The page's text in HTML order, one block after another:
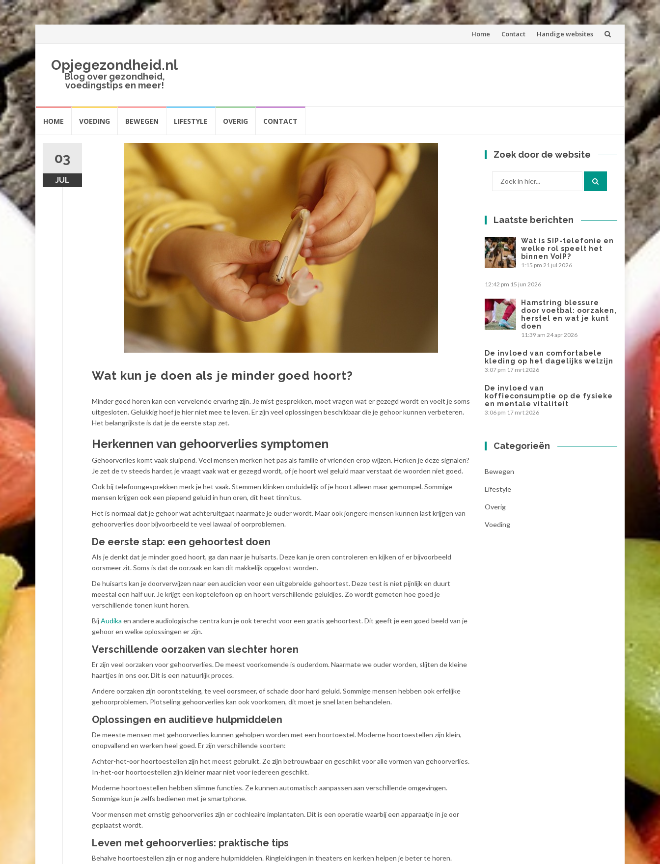
Spring
Home Contact Handige websites
Opjegezondheid.nl
Blog over gezondheid,
voedingstips en meer!
naarHOME VOEDING BEWEGEN LIFESTYLE OVERIG CONTACT
03
JUL
Wat kun je doen als je minder goed hoort?
Minder goed horen kan een vervelende ervaring zijn. Je mist gesprekken, moet vragen wat er gezegd wordt en voelt je soms
uitgesloten. Gelukkig hoef je hier niet mee te leven. Er zijn veel oplossingen beschikbaar die je gehoor kunnen verbeteren.
Het belangrijkste is dat je de eerste stap zet.
Herkennen van gehoorverlies symptomen
Gehoorverlies komt vaak sluipend. Veel mensen merken het pas als familie of vrienden erop wijzen. Herken je deze signalen?
Je zet de tv steeds harder, je vraagt vaak wat er gezegd wordt, of je hoort wel geluid maar verstaat de woorden niet goed.
Ook bij telefoongesprekken merk je het vaak. Stemmen klinken onduidelijk of je hoort alleen maar gemompel. Sommige
mensen krijgen ook een piepend geluid in hun oren, dit heet tinnitus.
Het is normaal dat je gehoor wat achteruitgaat naarmate je ouder wordt. Maar ook jongere mensen kunnen last krijgen van
gehoorverlies door bijvoorbeeld te veel lawaai of oorproblemen.
De eerste stap: een gehoortest doen
Als je denkt dat je minder goed hoort, ga dan naar je huisarts. Deze kan je oren controleren en kijken of er bijvoorbeeld
oorsmeer zit. Soms is dat de oorzaak en kan dit makkelijk opgelost worden.
De huisarts kan je doorverwijzen naar een audicien voor een uitgebreide gehoortest. Deze test is niet pijnlijk en duurt
meestal een half uur. Je krijgt een koptelefoon op en hoort verschillende geluidjes. Zo wordt gemeten hoe goed je
verschillende tonen kunt horen.
BijAudika en andere audiologische centra kun je ook terecht voor een gratis gehoortest. Dit geeft je een goed beeld van je
gehoor en welke oplossingen er zijn.
Verschillende oorzaken van slechter horen
Er zijn veel oorzaken voor gehoorverlies. De meest voorkomende is ouderdom. Naarmate we ouder worden, slijten de kleine
haartjes in ons oor. Dit is een natuurlijk proces.
Andere oorzaken zijn oorontsteking, te veel oorsmeer, of schade door hard geluid. Sommige mensen hebben ook erfelijke
gehoorproblemen. Plotseling gehoorverlies kan ook voorkomen, dit moet je snel laten behandelen.
Oplossingen en auditieve hulpmiddelen
De meeste mensen met gehoorverlies kunnen geholpen worden met een hoortoestel. Moderne hoortoestellen zijn klein,
onopvallend en werken heel goed. Er zijn verschillende soorten:
Achter-het-oor hoortoestellen zijn het meest gebruikt. Ze zijn betrouwbaar en geschikt voor alle vormen van gehoorverlies.
In-het-oor hoortoestellen zijn kleiner maar niet voor iedereen geschikt.
Moderne hoortoestellen hebben slimme functies. Ze kunnen automatisch aanpassen aan verschillende omgevingen.
Sommige kun je zelfs bedienen met je smartphone.
Voor mensen met ernstig gehoorverlies zijn er cochleaire implantaten. Dit is een operatie waarbij een apparaatje in je oor
geplaatst wordt.
Leven met gehoorverlies: praktische tips
Behalve hoortoestellen zijn er nog andere hulpmiddelen. Ringleidingen in theaters en kerken helpen je beter te horen.
Zoek door de website
Laatste berichten
Wat is SIP-telefonie en
welke rol speelt het
binnen VoIP?
1:15 pm 21 jul 2026
12:42 pm 15 jun 2026
Hamstring blessure
door voetbal: oorzaken,
herstel en wat je kunt
doen
11:39 am 24 apr 2026
De invloed van comfortabele
kleding op het dagelijks welzijn
3:07 pm 17 mrt 2026
De invloed van
koffieconsumptie op de fysieke
en mentale vitaliteit
3:06 pm 17 mrt 2026
Categorieën
Bewegen
Lifestyle
Overig
Voeding